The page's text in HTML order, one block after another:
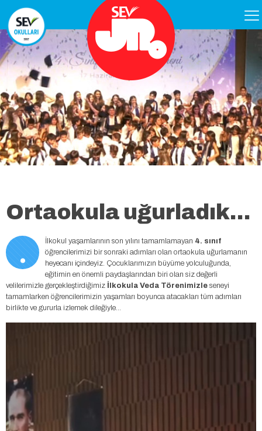
Ortaokula uğurladık…
. İlkokul yaşamlarının son yılını tamamlamayan 4. sınıf
öğrencilerimizi bir sonraki adımları olan ortaokula uğurlamanın
heyecanı içindeyiz. Çocuklarımızın büyüme yolculuğunda,
eğitimin en önemli paydaşlarından biri olan siz değerli
velilerimizle gerçekleştirdiğimiz
İlkokula Veda Törenimizle seneyi
tamamlarken öğrencilerimizin yaşamları boyunca atacakları tüm adımları
birlikte ve gururla izlemek dileğiyle…